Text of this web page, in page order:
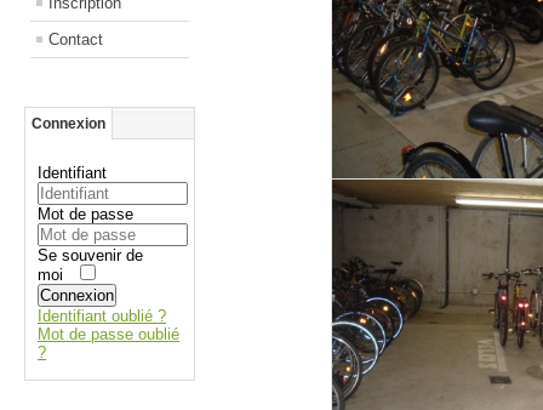
Contact
Connexion
Identifiant
Mot de passe
Se souvenir de
moi
Connexion
Identifiant oublié ?
Mot de passe oublié
?